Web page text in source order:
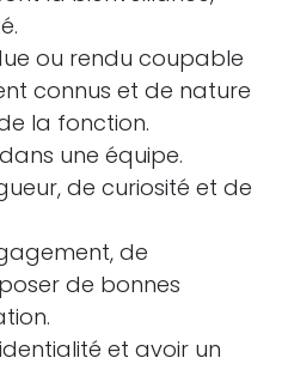
ou rendu coupable
connus et de nature
la fonction.
une équipe.
de curiosité et de
de
de bonnes
et avoir un